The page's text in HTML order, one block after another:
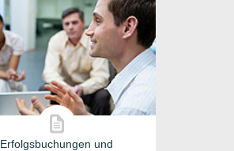
Erfolgsbuchungen und